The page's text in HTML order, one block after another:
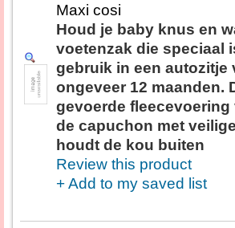
Maxi cosi
Houd je baby knus en
voetenzak die speciaal
gebruik in een autozitje
ongeveer 12 maanden.
gevoerde
de capuchon met
houdt de kou buiten
Review this product
+ Add to my saved list